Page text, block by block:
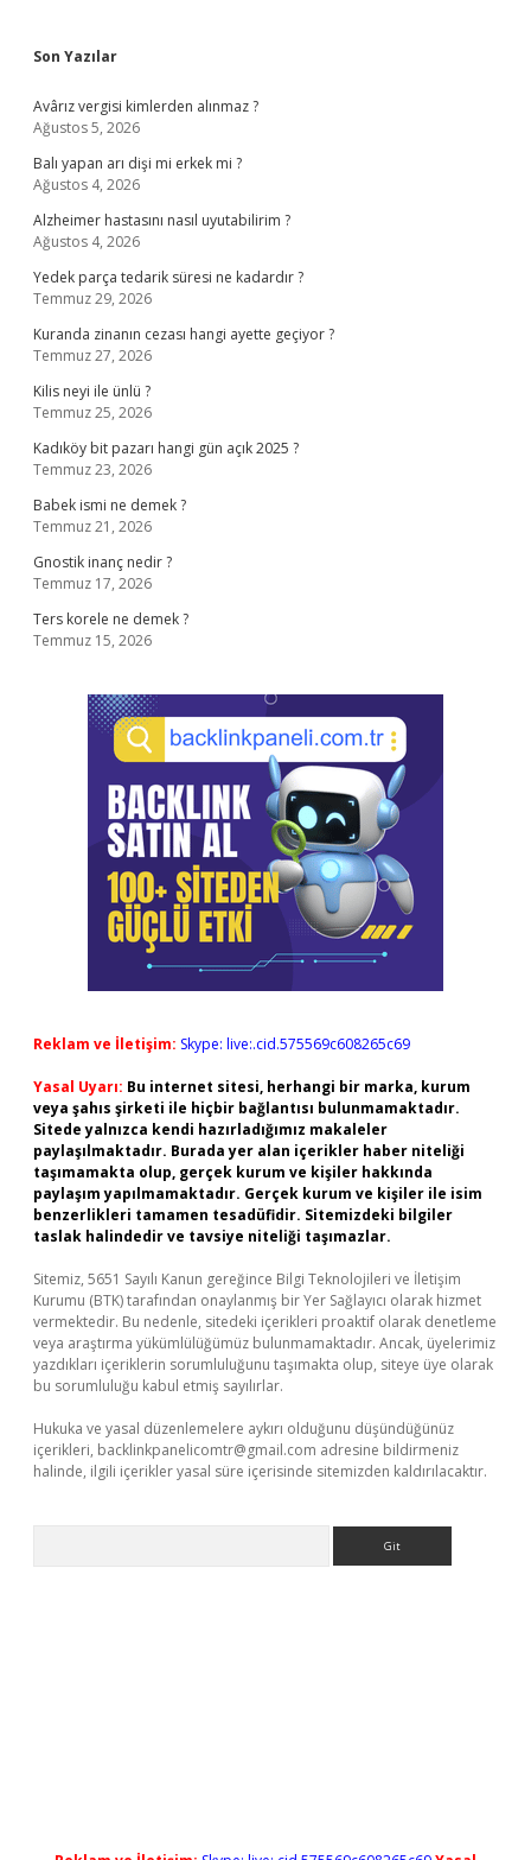
Sidebar
Son Yazılar
Avârız vergisi kimlerden alınmaz ?
Ağustos 5, 2026
Balı yapan arı dişi mi erkek mi ?
Ağustos 4, 2026
Alzheimer hastasını nasıl uyutabilirim ?
Ağustos 4, 2026
Yedek parça tedarik süresi ne kadardır ?
Temmuz 29, 2026
Kuranda zinanın cezası hangi ayette geçiyor ?
Temmuz 27, 2026
Kilis neyi ile ünlü ?
Temmuz 25, 2026
Kadıköy bit pazarı hangi gün açık 2025 ?
Temmuz 23, 2026
Babek ismi ne demek ?
Temmuz 21, 2026
Gnostik inanç nedir ?
Temmuz 17, 2026
Ters korele ne demek ?
Temmuz 15, 2026
Reklam ve İletişim: Skype: live:.cid.575569c608265c69
Yasal Uyarı: Bu internet sitesi, herhangi bir marka, kurum
veya şahıs şirketi ile hiçbir bağlantısı bulunmamaktadır.
Sitede yalnızca kendi hazırladığımız makaleler
paylaşılmaktadır. Burada yer alan içerikler haber niteliği
taşımamakta olup, gerçek kurum ve kişiler hakkında
paylaşım yapılmamaktadır. Gerçek kurum ve kişiler ile isim
benzerlikleri tamamen tesadüfidir. Sitemizdeki bilgiler
taslak halindedir ve tavsiye niteliği taşımazlar.
Sitemiz, 5651 Sayılı Kanun gereğince Bilgi Teknolojileri ve İletişim
Kurumu (BTK) tarafından onaylanmış bir Yer Sağlayıcı olarak hizmet
vermektedir. Bu nedenle, sitedeki içerikleri proaktif olarak denetleme
veya araştırma yükümlülüğümüz bulunmamaktadır. Ancak, üyelerimiz
yazdıkları içeriklerin sorumluluğunu taşımakta olup, siteye üye olarak
bu sorumluluğu kabul etmiş sayılırlar.
Hukuka ve yasal düzenlemelere aykırı olduğunu düşündüğünüz
içerikleri, backlinkpanelicomtr@gmail.com adresine bildirmeniz
halinde, ilgili içerikler yasal süre içerisinde sitemizden kaldırılacaktır.